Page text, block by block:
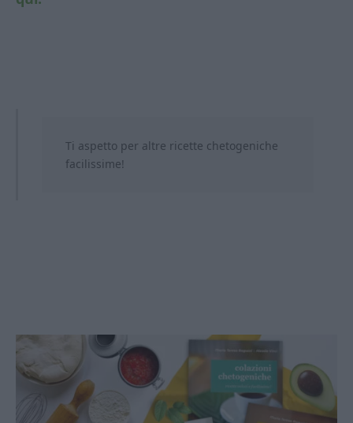
Ti aspetto per altre ricette chetogeniche
facilissime!